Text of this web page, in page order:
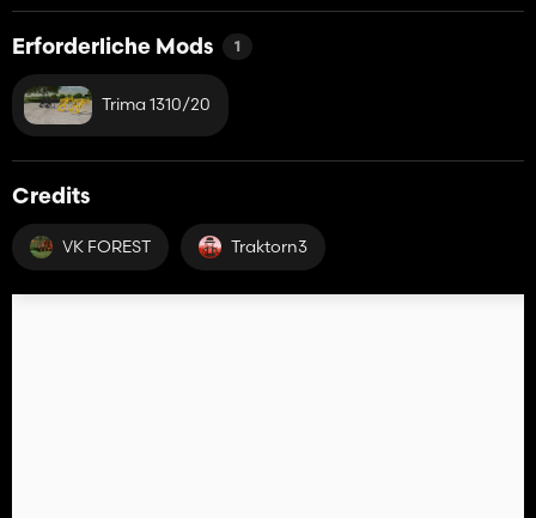
Erforderliche Mods 1
Trima 1310/20
Credits
VK FOREST Traktorn3